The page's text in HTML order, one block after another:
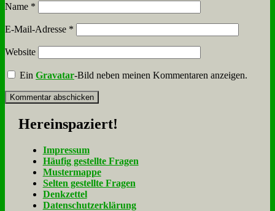
Name *
E-Mail-Adresse *
Website
EinGravatar-Bild neben meinen Kommentaren anzeigen.
Her­ein­spa­ziert!
Im­pres­sum
Häu­fig ge­stell­te Fra­gen
Mu­ster­map­pe
Sel­ten ge­stell­te Fra­gen
Denk­zet­tel
Da­ten­schutz­er­klä­rung